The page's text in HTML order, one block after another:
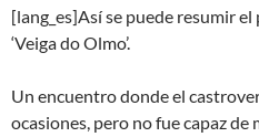
[lang_es]Así se puede resumir
‘Veiga do Olmo’.
Un encuentro donde el
ocasiones, pero no fue capaz de